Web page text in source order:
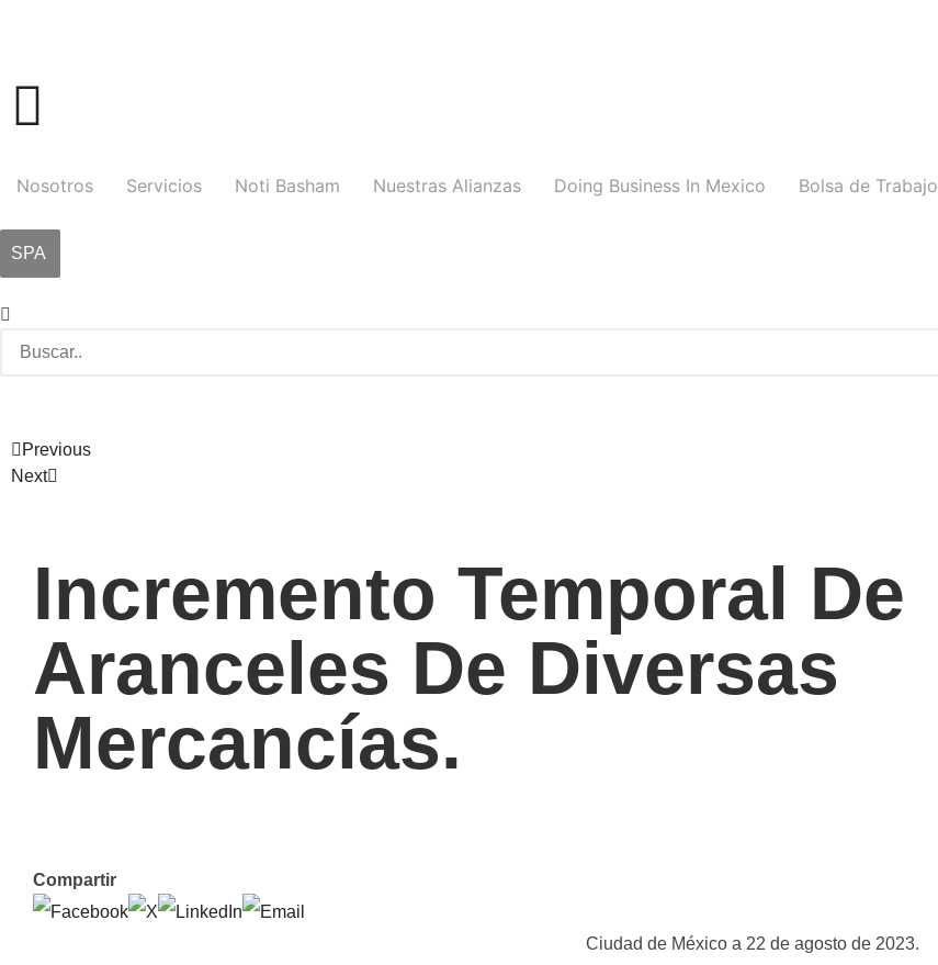
Nosotros Servicios Noti Basham Nuestras Alianzas Doing Business In Mexico Bolsa de Trabajo
SPA
Previous
Next
Incremento Temporal De
Aranceles De Diversas
Mercancías.
Compartir
Ciudad de México a 22 de agosto de 2023.